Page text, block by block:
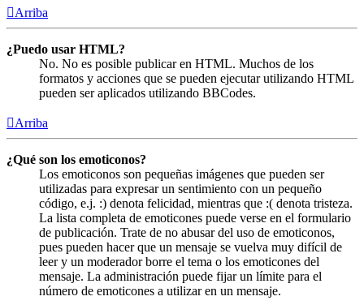
Arriba
¿Puedo usar HTML?
No. No es posible publicar en HTML. Muchos de los
formatos y acciones que se pueden ejecutar utilizando HTML
pueden ser aplicados utilizando BBCodes.
Arriba
¿Qué son los emoticonos?
Los emoticonos son pequeñas imágenes que pueden ser
utilizadas para expresar un sentimiento con un pequeño
código, e.j. :) denota felicidad, mientras que :( denota tristeza.
La lista completa de emoticones puede verse en el formulario
de publicación. Trate de no abusar del uso de emoticonos,
pues pueden hacer que un mensaje se vuelva muy difícil de
leer y un moderador borre el tema o los emoticones del
mensaje. La administración puede fijar un límite para el
número de emoticones a utilizar en un mensaje.